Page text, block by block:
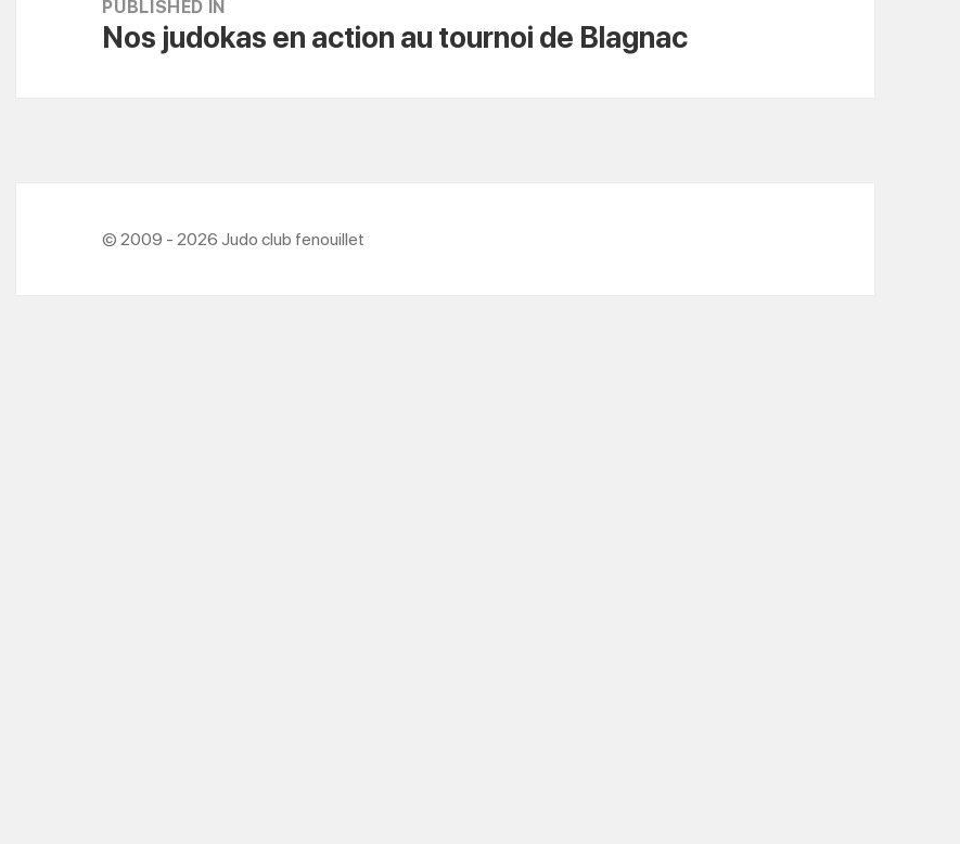
PUBLISHED IN
Nos judokas en action au tournoi de Blagnac
© 2009 - 2026 Judo club fenouillet